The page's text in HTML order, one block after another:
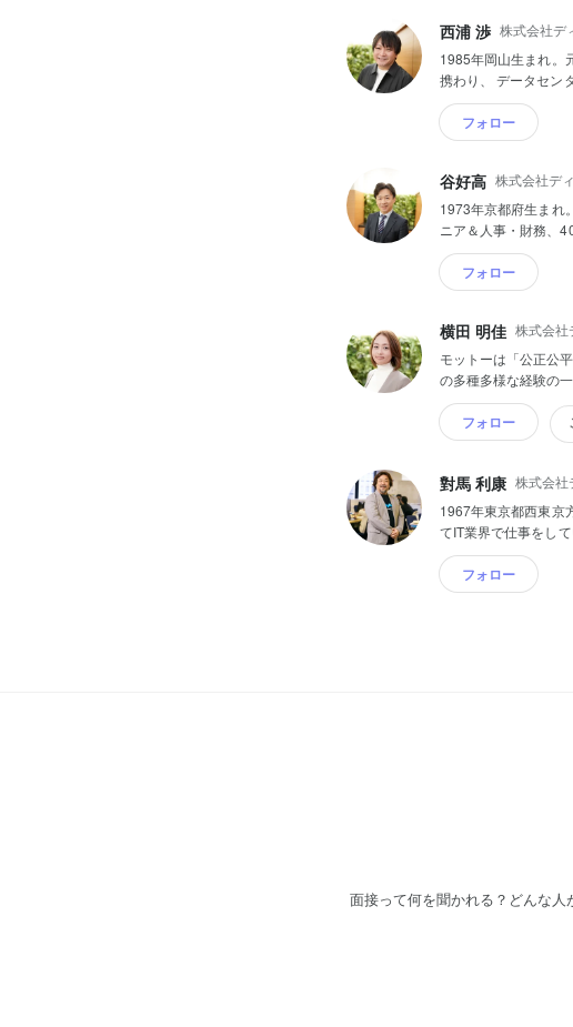
西浦 渉 株式会社デ
1985年岡山生まれ。
携わり、 データセン
フォロー
谷好高 株式会社デ
1973年京都府生まれ
ニア＆人事・財務、
フォロー
横田 明佳 株式会社
モットーは「公正公
の多種多様な経験の
フォロー
對馬 利康 株式会
1967年東京都西東京
てIT業界で仕事をし
フォロー
面接って何を聞かれる？どんな人